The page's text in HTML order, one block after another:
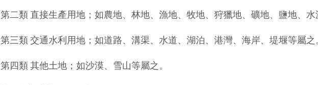
第二類 直接生產用地；如農地、林地、漁地、牧地、狩獵地、礦地、鹽地、水
第三類 交通水利用地；如道路、溝渠、水道、湖泊、港灣、海岸、堤堰等屬之
第四類 其他土地；如沙漠、雪山等屬之。